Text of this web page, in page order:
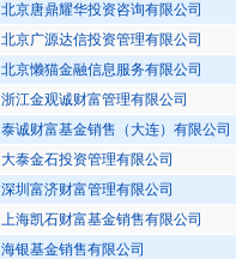
北京唐鼎耀华投资咨询有限公司
北京广源达信投资管理有限公司
北京懒猫金融信息服务有限公司
浙江金观诚财富管理有限公司
泰诚财富基金销售（大连）有限公司
大泰金石投资管理有限公司
深圳富济财富管理有限公司
上海凯石财富基金销售有限公司
海银基金销售有限公司